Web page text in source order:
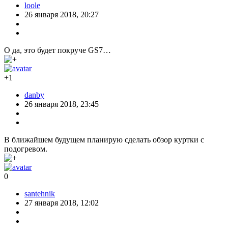
loole
26 января 2018, 20:27
О да, это будет покруче GS7…
+1
danby
26 января 2018, 23:45
В ближайшем будущем планирую сделать обзор куртки с
подогревом.
0
santehnik
27 января 2018, 12:02